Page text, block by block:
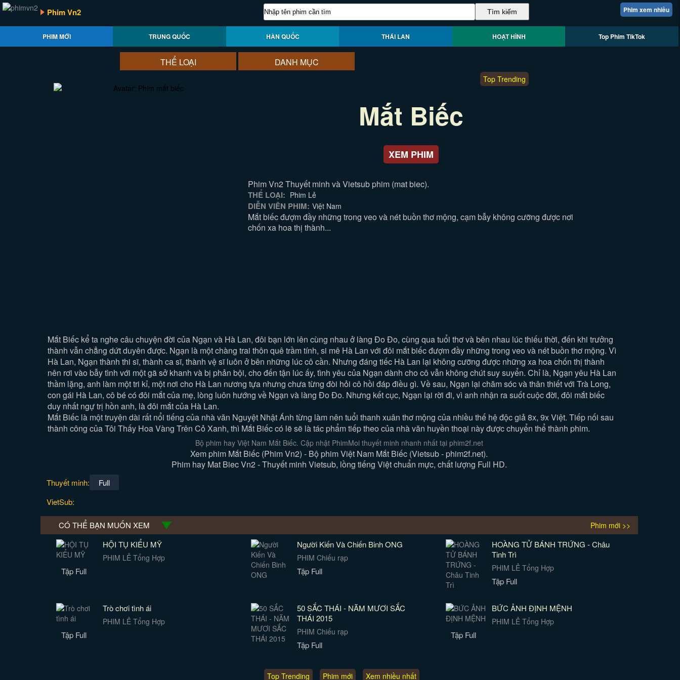
Phim xem nhiều
Phim Vn2
PHIM MỚI TRUNG QUỐC HÀN QUỐC THÁI LAN HOẠT HÌNH Top Phim TikTok
THỂ LOẠI DANH MỤC
Top Trending
Mắt Biếc
XEM PHIM
Phim Vn2 Thuyết minh và Vietsub phim (mat biec).
THỂ LOẠI: Phim Lẻ
DIỄN VIÊN PHIM: Việt Nam
Mắt biếc đượm đầy những trong veo và nét buồn thơ mộng, cạm bẫy không cưỡng được nơi
chốn xa hoa thị thành...
Mắt Biếc kể ta nghe câu chuyện đời của Ngạn và Hà Lan, đôi bạn lớn lên cùng nhau ở làng Đo Đo, cùng qua tuổi thơ và bên nhau lúc thiếu thời, đến khi trưởng
thành vẫn chẳng dứt duyên được. Ngạn là một chàng trai thôn quê trầm tính, si mê Hà Lan với đôi mắt biếc đượm đầy những trong veo và nét buồn thơ mộng. Vì
Hà Lan, Ngạn thành thi sĩ, thành ca sĩ, thành vệ sĩ luôn ở bên những lúc cô cần. Nhưng đáng tiếc Hà Lan lại không cưỡng được những xa hoa chốn thị thành
nên rơi vào bẫy tình với một gã sở khanh và bị phản bội, cho đến tận lúc ấy, tình yêu của Ngạn dành cho cô vẫn không chút suy suyển. Chỉ là, Ngạn yêu Hà Lan
thầm lặng, anh làm một tri kỉ, một nơi cho Hà Lan nương tựa nhưng chưa từng đòi hỏi cô hồi đáp điều gì. Về sau, Ngạn lại chăm sóc và thân thiết với Trà Long,
con gái Hà Lan, cô bé có đôi mắt của mẹ, lòng luôn hướng về Ngạn và làng Đo Đo. Nhưng kết cục, Ngạn lại rời đi, vì anh nhận ra suốt cuộc đời, đôi mắt biếc
duy nhất ngự trị hồn anh, là đôi mắt của Hà Lan.
Mắt Biếc là một truyện dài rất nổi tiếng của nhà văn Nguyệt Nhật Ánh từng làm nên tuổi thanh xuân thơ mộng của nhiều thế hệ độc giả 8x, 9x Việt. Tiếp nối sau
thành công của Tôi Thấy Hoa Vàng Trên Cỏ Xanh, thì Mắt Biếc có lẽ sẽ là tác phẩm tiếp theo của nhà văn huyền thoại này được chuyển thể thành phim.
Bộ phim hay Việt Nam Mắt Biếc. Cập nhật PhimMoi thuyết minh nhanh nhất tại phim2f.net
Xem phim Mắt Biếc (Phim Vn2) - Bộ phim Việt Nam Mắt Biếc (Vietsub - phim2f.net).
Phim hay Mat Biec Vn2 - Thuyết minh Vietsub, lồng tiếng Việt chuẩn mực, chất lượng Full HD.
Thuyết minh:
Full
VietSub:
CÓ THỂ BẠN MUỐN XEM Phim mới >>
HỘI TỤ KIỂU MỸ
PHIM LẺ Tổng Hợp
Tập Full
Người Kiến Và Chiến Binh ONG
PHIM Chiếu rạp
Tập Full
HOÀNG TỬ BÁNH TRỨNG - Châu
Tinh Trì
PHIM LẺ Tổng Hợp
Tập Full
Trò chơi tình ái
PHIM LẺ Tổng Hợp
Tập Full
50 SẮC THÁI - NĂM MƯƠI SẮC
THÁI 2015
PHIM Chiếu rạp
Tập Full
BỨC ẢNH ĐỊNH MỆNH
PHIM LẺ Tổng Hợp
Tập Full
Top Trending Phim mới Xem nhiều nhất